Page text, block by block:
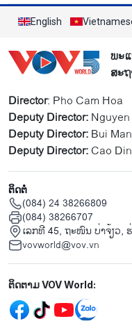
English
ພະ
ສະ
Director: Pho Cam Hoa
Deputy Director:
Deputy Director:Bui
Deputy Director:Cao
ຕິດຕໍ່
(084) 24 38266809
(084) 38266707
ເລກທີ 45, ຖະໜົນ ບ່າ​ຈ້ຽວ,
vovworld@vov.vn
Mạng xã hội
ຕິດຕາມ VOV World: